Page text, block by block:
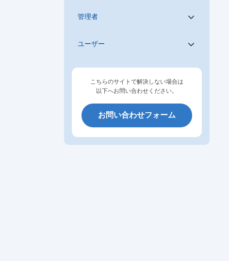
管理者
ユーザー
こちらのサイトで解決しない場合は
以下へお問い合わせください。
お問い合わせフォーム